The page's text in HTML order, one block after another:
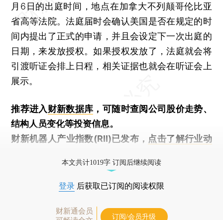
月6日的出庭时间，地点在加拿大不列颠哥伦比亚
省高等法院。法庭届时会确认美国是否在规定的时
间内提出了正式的申请，并且会设定下一次出庭的
日期，来发放授权。如果授权发放了，法庭就会将
引渡听证会排上日程，相关证据也就会在听证会上
展示。
推荐进入财新数据库 ，可随时查阅公司股价走势、
结构人员变化等投资信息。
财新机器人产业指数(RII)已发布， 点击了解行业动
本文共计1019字 订阅后继续阅读
登录 后获取已订阅的阅读权限
财新通会员
订阅/会员升级